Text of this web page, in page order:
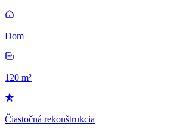
Dom
120 m²
Čiastočná rekonštrukcia